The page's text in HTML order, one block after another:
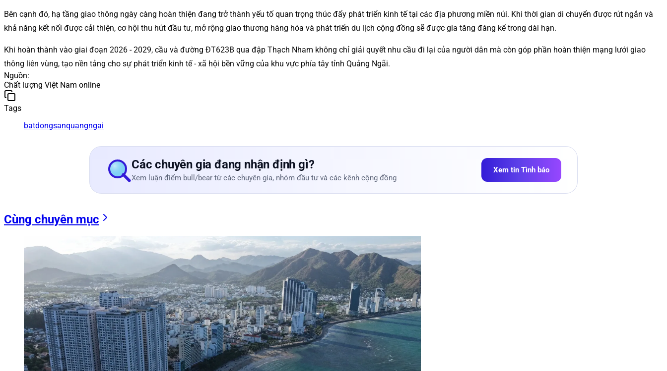
Bên cạnh đó, hạ tầng giao thông ngày càng hoàn thiện đang trở thành yếu tố quan trọng thúc đẩy phát triển kinh tế tại các địa phương miền núi. Khi thời gian di chuyển được rút ngắn và
khả năng kết nối được cải thiện, cơ hội thu hút đầu tư, mở rộng giao thương hàng hóa và phát triển du lịch cộng đồng sẽ được gia tăng đáng kể trong dài hạn.
Khi hoàn thành vào giai đoạn 2026 - 2029, cầu và đường ĐT623B qua đập Thạch Nham không chỉ giải quyết nhu cầu đi lại của người dân mà còn góp phần hoàn thiện mạng lưới giao
thông liên vùng, tạo nền tảng cho sự phát triển kinh tế - xã hội bền vững của khu vực phía tây tỉnh Quảng Ngãi.
Nguồn:
Chất lượng Việt Nam online
Tags
batdongsanquangngai
Các chuyên gia đang nhận định gì?
Xem luận điểm bull/bear từ các chuyên gia, nhóm đầu tư và các kênh cộng đồng
Xem tin Tình báo
Cùng chuyên mục